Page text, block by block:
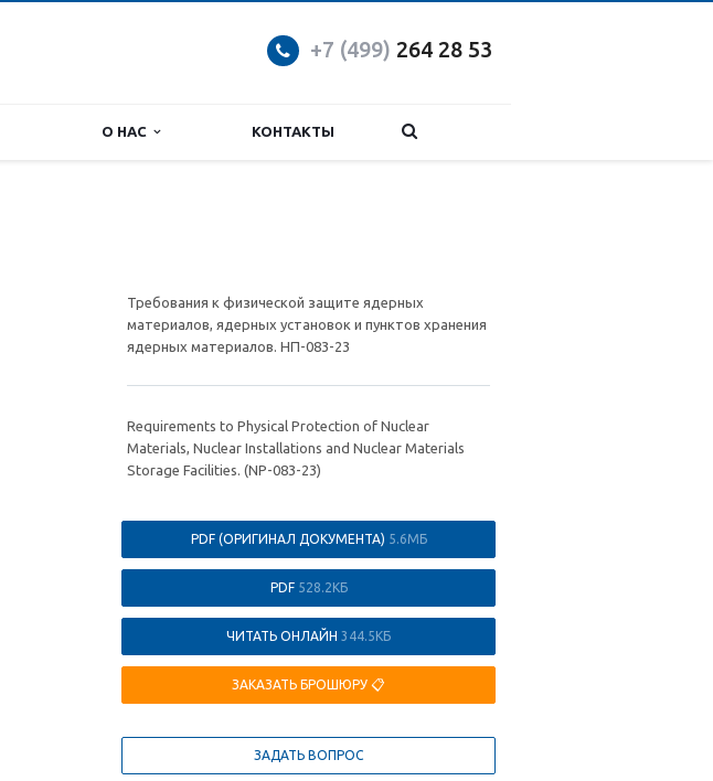
+7 (499) 264 28 53
О НАС КОНТАКТЫ
Требования к физической защите ядерных
материалов, ядерных установок и пунктов хранения
ядерных материалов. НП-083-23
Requirements to Physical Protection of Nuclear
Materials, Nuclear Installations and Nuclear Materials
Storage Facilities. (NP-083-23)
PDF (ОРИГИНАЛ ДОКУМЕНТА) 5.6МБ
PDF 528.2КБ
ЧИТАТЬ ОНЛАЙН 344.5КБ
ЗАКАЗАТЬ БРОШЮРУ 📋
ЗАДАТЬ ВОПРОС